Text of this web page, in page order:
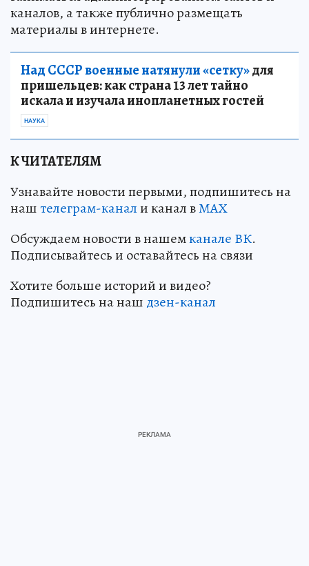
каналов, а также публично размещать
материалы в интернете.
Над СССР военные натянули «сетку»для
пришельцев: как страна 13 лет тайно
искала и изучала инопланетных гостей
НАУКА
К ЧИТАТЕЛЯМ
Узнавайте новости первыми, подпишитесь на
наштелеграм-канали канал вМАХ
Обсуждаем новости в нашемканале ВК.
Подписывайтесь и оставайтесь на связи
Хотите больше историй и видео?
Подпишитесь на наш дзен-канал